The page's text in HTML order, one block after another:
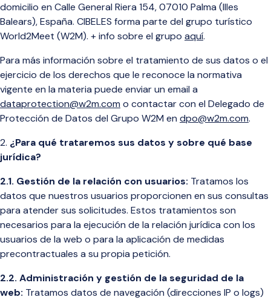
domicilio en Calle General Riera 154, 07010 Palma (Illes
Balears), España. CIBELES forma parte del grupo turístico
World2Meet (W2M). + info sobre el grupo aquí.
Para más información sobre el tratamiento de sus datos o el
ejercicio de los derechos que le reconoce la normativa
vigente en la materia puede enviar un email a
dataprotection@w2m.com o contactar con el Delegado de
Protección de Datos del Grupo W2M en dpo@w2m.com.
¿Para qué trataremos sus datos y sobre qué base
jurídica?
2.1. Gestión de la relación con usuarios: Tratamos los
datos que nuestros usuarios proporcionen en sus consultas
para atender sus solicitudes. Estos tratamientos son
necesarios para la ejecución de la relación jurídica con los
usuarios de la web o para la aplicación de medidas
precontractuales a su propia petición.
2.2. Administración y gestión de la seguridad de la
web: Tratamos datos de navegación (direcciones IP o logs)